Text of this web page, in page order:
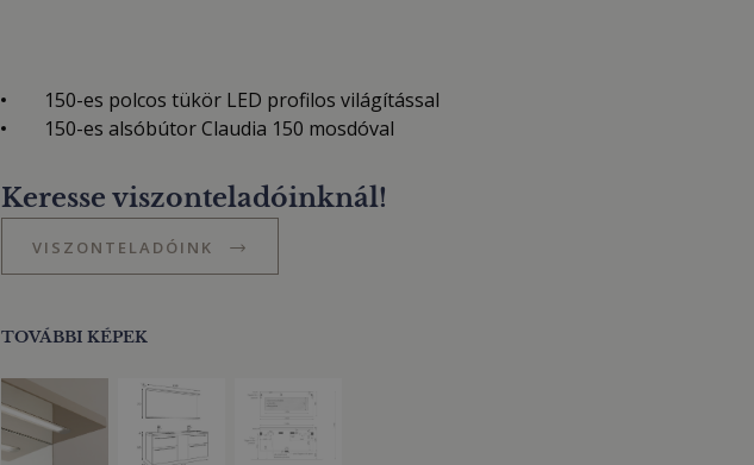
150-es polcos tükör LED profilos világítással
150-es alsóbútor Claudia 150 mosdóval
Keresse viszonteladóinknál!
VISZONTELADÓINK
TOVÁBBI KÉPEK